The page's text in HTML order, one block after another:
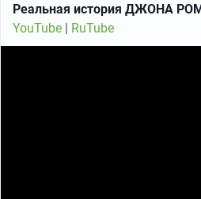
Реальная история ДЖОНА
YouTube | RuTube